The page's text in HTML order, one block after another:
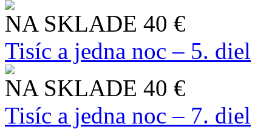
NA SKLADE 40 €
Tisíc a jedna noc – 5. diel
NA SKLADE 40 €
Tisíc a jedna noc – 7. diel